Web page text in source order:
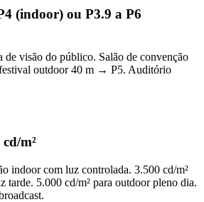
(indoor) ou P3.9 a P6
de visão do público. Salão de convenção
outdoor 40 m → P5. Auditório
m²
indoor com luz controlada. 3.500 cd/m²
tarde. 5.000 cd/m² para outdoor pleno dia.